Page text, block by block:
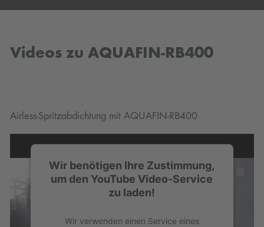
Videos zu AQUAFIN-RB400
Airless-Spritzabdichtung mit AQUAFIN-RB400
Wir benötigen Ihre Zustimmung,
um den YouTube Video-Service
zu laden!
Wir verwenden einen Service eines